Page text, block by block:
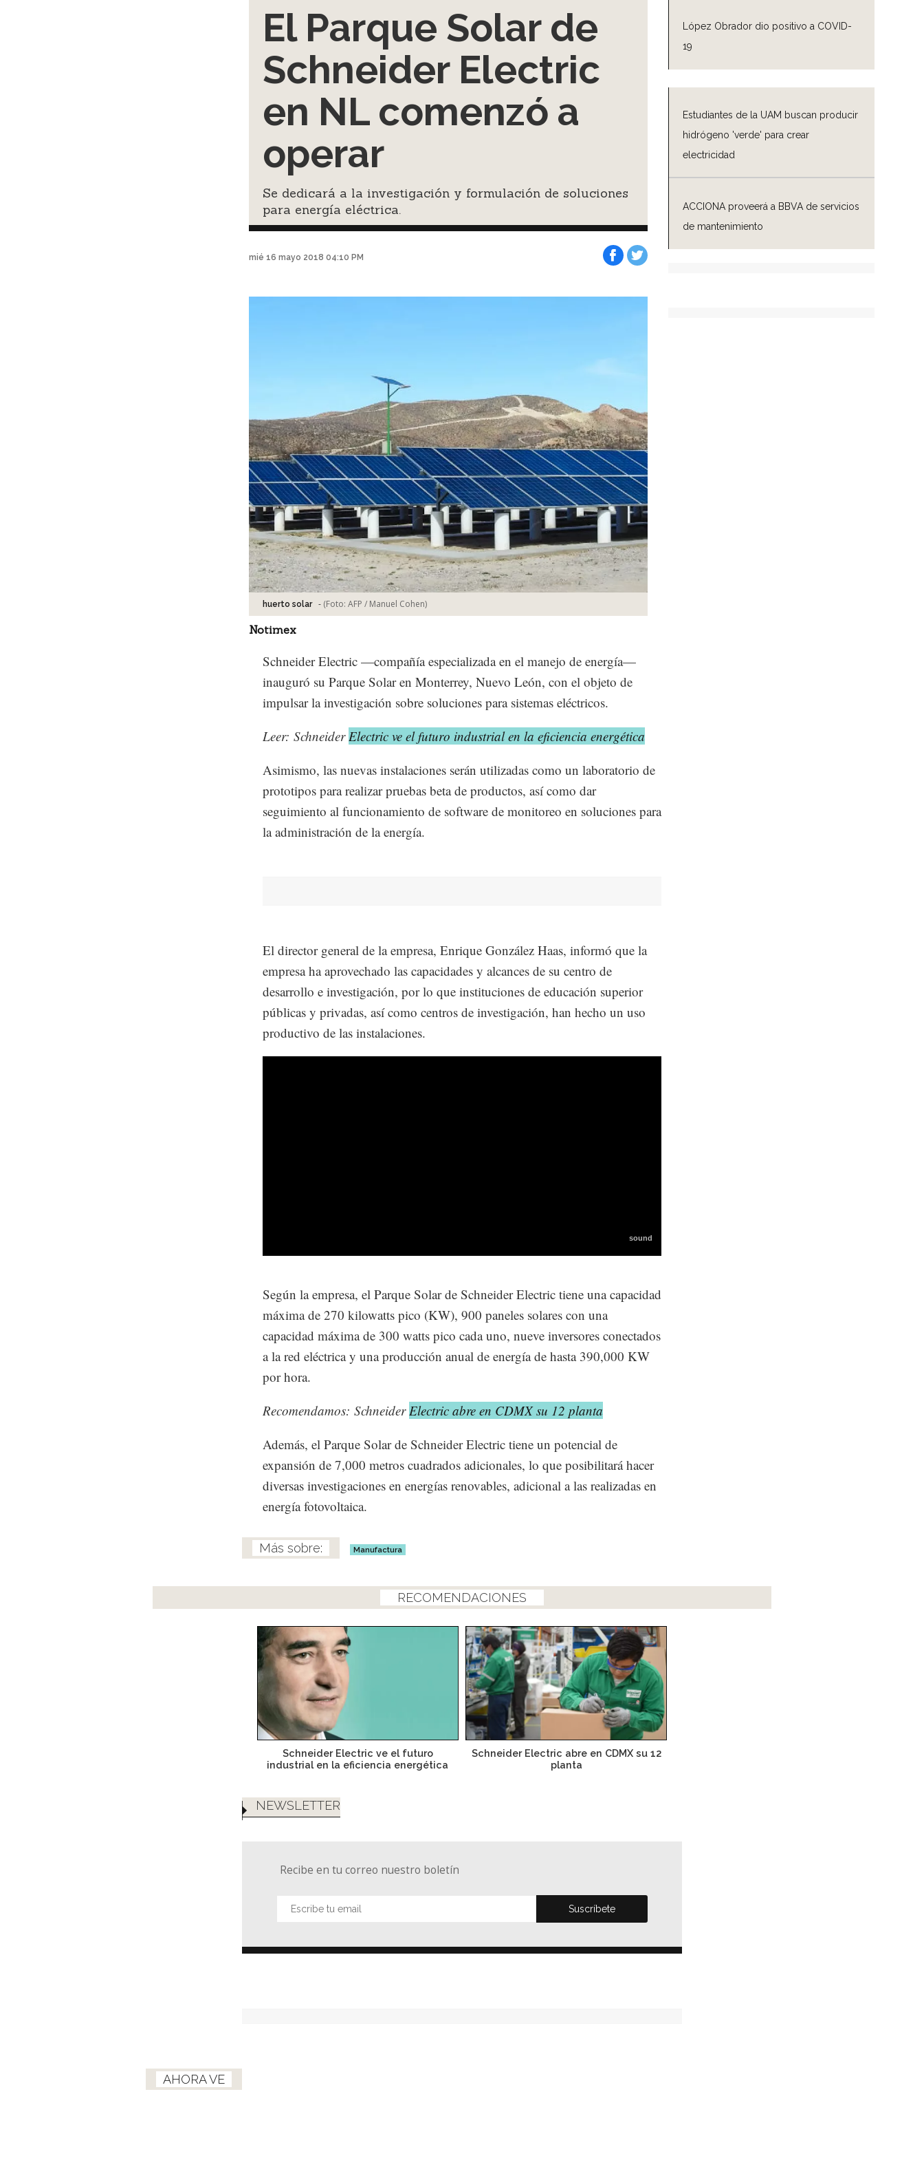
López Obrador dio positivo a COVID-
19
Estudiantes de la UAM buscan producir
hidrógeno 'verde' para crear
electricidad
ACCIONA proveerá a BBVA de servicios
de mantenimiento
El Parque Solar de
Schneider Electric
en NL comenzó a
operar
Se dedicará a la investigación y formulación de soluciones
para energía eléctrica.
mié 16 mayo 2018 04:10 PM
huerto solar - (Foto: AFP / Manuel Cohen)
Notimex
Schneider Electric —compañía especializada en el manejo de energía—
inauguró su Parque Solar en Monterrey, Nuevo León, con el objeto de
impulsar la investigación sobre soluciones para sistemas eléctricos.
Leer: Schneider Electric ve el futuro industrial en la eficiencia energética
Asimismo, las nuevas instalaciones serán utilizadas como un laboratorio de
prototipos para realizar pruebas beta de productos, así como dar
seguimiento al funcionamiento de software de monitoreo en soluciones para
la administración de la energía.
El director general de la empresa, Enrique González Haas, informó que la
empresa ha aprovechado las capacidades y alcances de su centro de
desarrollo e investigación, por lo que instituciones de educación superior
públicas y privadas, así como centros de investigación, han hecho un uso
productivo de las instalaciones.
Según la empresa, el Parque Solar de Schneider Electric tiene una capacidad
máxima de 270 kilowatts pico (KW), 900 paneles solares con una
capacidad máxima de 300 watts pico cada uno, nueve inversores conectados
a la red eléctrica y una producción anual de energía de hasta 390,000 KW
por hora.
Recomendamos: Schneider Electric abre en CDMX su 12 planta
Además, el Parque Solar de Schneider Electric tiene un potencial de
expansión de 7,000 metros cuadrados adicionales, lo que posibilitará hacer
diversas investigaciones en energías renovables, adicional a las realizadas en
energía fotovoltaica.
Manufactura
RECOMENDACIONES
Schneider Electric ve el futuro
industrial en la eficiencia energética
Schneider Electric abre en CDMX su 12
planta
NEWSLETTER
Recibe en tu correo nuestro boletín
AHORA VE